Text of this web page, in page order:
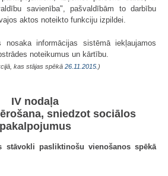
savienība", pašvaldībām to darbību
aktos noteikto funkciju izpildei.
nosaka informācijas sistēmā iekļaujamos
noteikumus un kārtību.
kas stājas spēkā 26.11.2015.)
IV nodaļa
sniedzot sociālos
pakalpojumus
stāvokli pasliktinošu vienošanos spēkā